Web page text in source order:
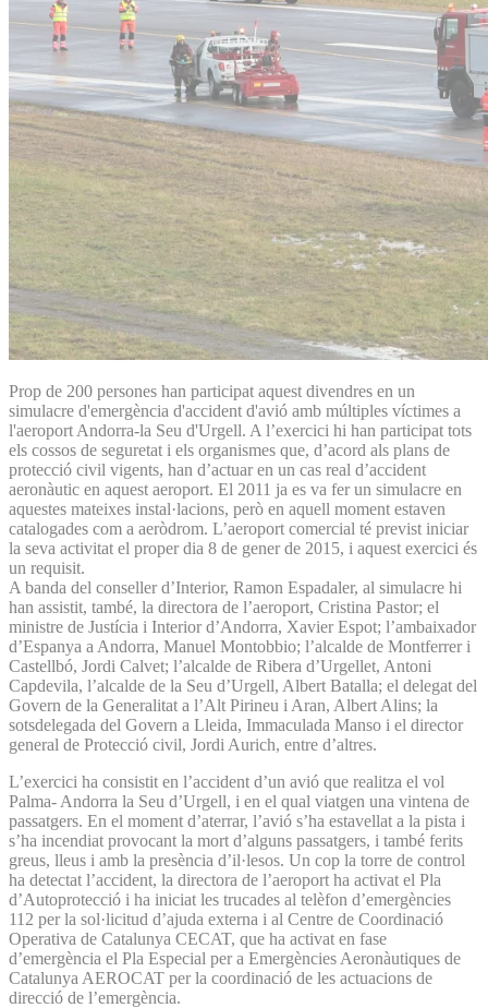
Prop de 200 persones han participat aquest divendres en un
simulacre d'emergència d'accident d'avió amb múltiples víctimes a
l'aeroport Andorra-la Seu d'Urgell. A l’exercici hi han participat tots
els cossos de seguretat i els organismes que, d’acord als plans de
protecció civil vigents, han d’actuar en un cas real d’accident
aeronàutic en aquest aeroport. El 2011 ja es va fer un simulacre en
aquestes mateixes instal·lacions, però en aquell moment estaven
catalogades com a aeròdrom. L’aeroport comercial té previst iniciar
la seva activitat el proper dia 8 de gener de 2015, i aquest exercici és
un requisit.
A banda del conseller d’Interior, Ramon Espadaler, al simulacre hi
han assistit, també, la directora de l’aeroport, Cristina Pastor; el
ministre de Justícia i Interior d’Andorra, Xavier Espot; l’ambaixador
d’Espanya a Andorra, Manuel Montobbio; l’alcalde de Montferrer i
Castellbó, Jordi Calvet; l’alcalde de Ribera d’Urgellet, Antoni
Capdevila, l’alcalde de la Seu d’Urgell, Albert Batalla; el delegat del
Govern de la Generalitat a l’Alt Pirineu i Aran, Albert Alins; la
sotsdelegada del Govern a Lleida, Immaculada Manso i el director
general de Protecció civil, Jordi Aurich, entre d’altres.
L’exercici ha consistit en l’accident d’un avió que realitza el vol
Palma- Andorra la Seu d’Urgell, i en el qual viatgen una vintena de
passatgers. En el moment d’aterrar, l’avió s’ha estavellat a la pista i
s’ha incendiat provocant la mort d’alguns passatgers, i també ferits
greus, lleus i amb la presència d’il·lesos. Un cop la torre de control
ha detectat l’accident, la directora de l’aeroport ha activat el Pla
d’Autoprotecció i ha iniciat les trucades al telèfon d’emergències
112 per la sol·licitud d’ajuda externa i al Centre de Coordinació
Operativa de Catalunya CECAT, que ha activat en fase
d’emergència el Pla Especial per a Emergències Aeronàutiques de
Catalunya AEROCAT per la coordinació de les actuacions de
direcció de l’emergència.